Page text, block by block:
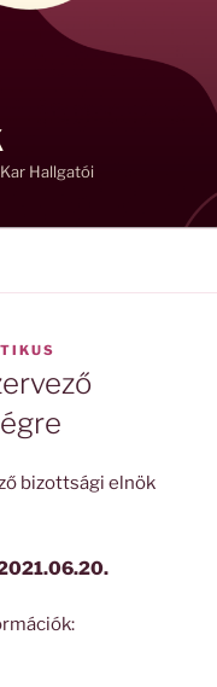
Hallgatói
bizottsági elnök